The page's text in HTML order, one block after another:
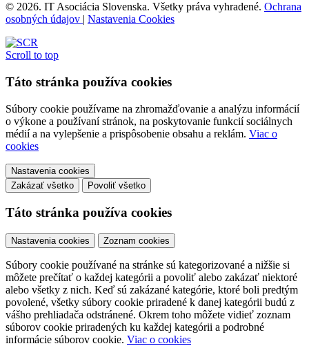
© 2026. IT Asociácia Slovenska. Všetky práva vyhradené. Ochrana
osobných údajov | Nastavenia Cookies
Scroll to top
Táto stránka používa cookies
Súbory cookie používame na zhromažďovanie a analýzu informácií
o výkone a používaní stránok, na poskytovanie funkcií sociálnych
médií a na vylepšenie a prispôsobenie obsahu a reklám. Viac o
cookies
Nastavenia cookies
Zakázať všetko
Povoliť všetko
Táto stránka používa cookies
Nastavenia cookies Zoznam cookies
Súbory cookie používané na stránke sú kategorizované a nižšie si
môžete prečítať o každej kategórii a povoliť alebo zakázať niektoré
alebo všetky z nich. Keď sú zakázané kategórie, ktoré boli predtým
povolené, všetky súbory cookie priradené k danej kategórii budú z
vášho prehliadača odstránené. Okrem toho môžete vidieť zoznam
súborov cookie priradených ku každej kategórii a podrobné
informácie súborov cookie. Viac o cookies